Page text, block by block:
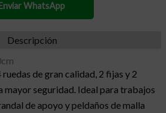
WhatsApp
Descripción
de gran calidad, 2 fijas y 2
mayor seguridad. Ideal para trabajos
de apoyo y peldaños de malla